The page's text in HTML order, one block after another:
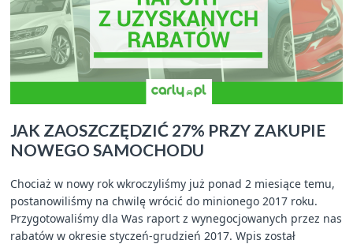
JAK ZAOSZCZĘDZIĆ 27% PRZY ZAKUPIE
NOWEGO SAMOCHODU
Chociaż w nowy rok wkroczyliśmy już ponad 2 miesiące temu,
postanowiliśmy na chwilę wrócić do minionego 2017 roku.
Przygotowaliśmy dla Was raport z wynegocjowanych przez nas
rabatów w okresie styczeń-grudzień 2017. Wpis został